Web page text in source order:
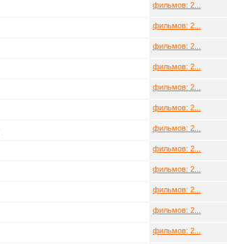
фильмов: 2...
фильмов: 2...
фильмов: 2...
фильмов: 2...
фильмов: 2...
фильмов: 2...
фильмов: 2...
фильмов: 2...
фильмов: 2...
фильмов: 2...
фильмов: 2...
фильмов: 2...